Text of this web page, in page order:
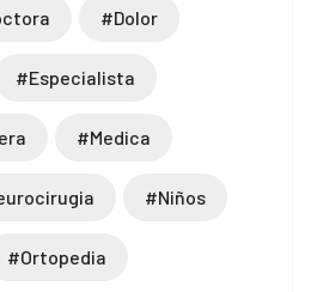
#dolor
#especialista
#medica
#niños
#ortopedia